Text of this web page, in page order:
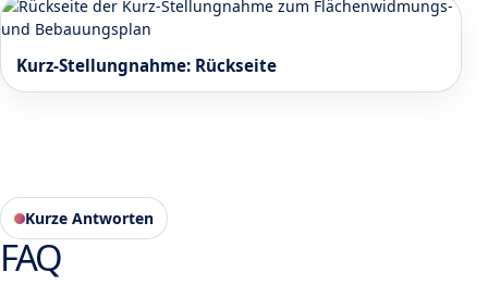
Kurz-Stellungnahme: Rückseite
Kurze Antworten
FAQ